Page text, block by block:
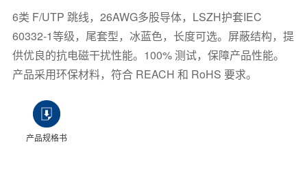
6类 F/UTP 跳线，26AWG多股导体，LSZH护套IEC
60332-1等级，尾套型，冰蓝色，长度可选。屏蔽结构，提
供优良的抗电磁干扰性能。100% 测试，保障产品性能。
产品采用环保材料，符合 REACH 和 RoHS 要求。
产品规格书